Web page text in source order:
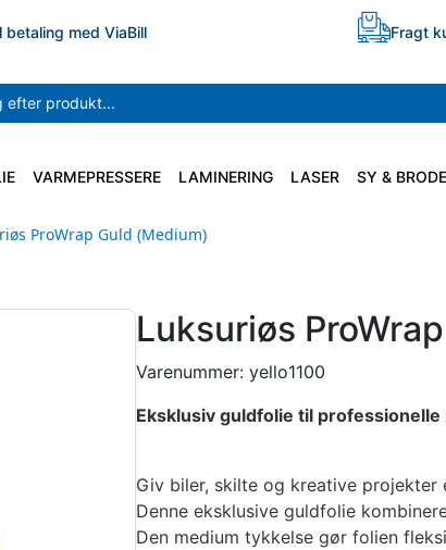
betaling med ViaBill Fragt
VARMEPRESSERE LAMINERING LASER SY &
ProWrap Guld (Medium)
Luksuriøs
Varenummer: yello1100
Eksklusiv guldfolie til
Giv biler, skilte og kreative projekter
Denne eksklusive guldfolie
Den medium tykkelse gør folien